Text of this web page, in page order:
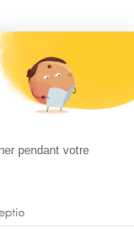
2026 Tout droits réservés
pendant votre